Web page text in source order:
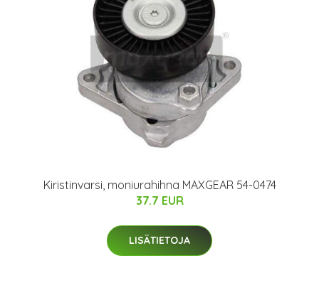
Kiristinvarsi, moniurahihna MAXGEAR 54-0474
37.7 EUR
LISÄTIETOJA